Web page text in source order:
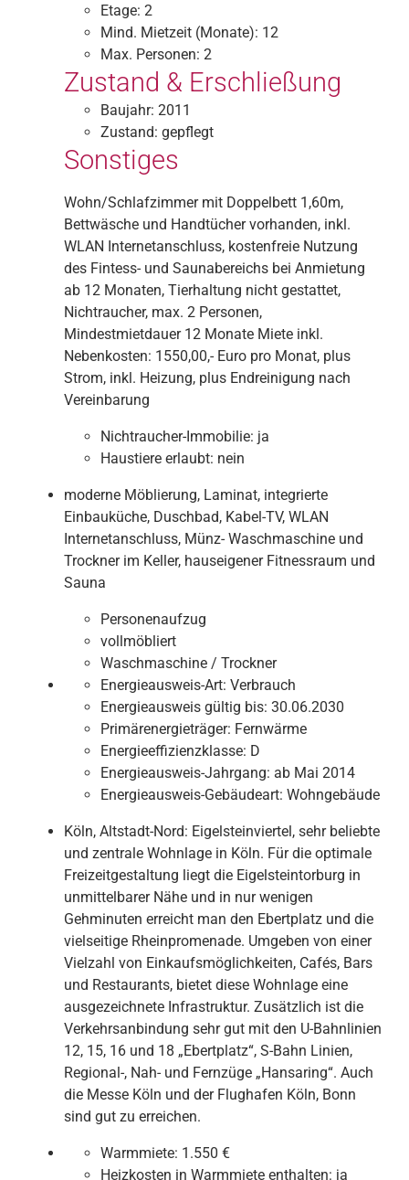
Etage: 2
Mind. Mietzeit (Monate): 12
Max. Personen: 2
Zustand & Erschließung
Baujahr: 2011
Zustand: gepflegt
Sonstiges
Wohn/Schlafzimmer mit Doppelbett 1,60m,
Bettwäsche und Handtücher vorhanden, inkl.
WLAN Internetanschluss, kostenfreie Nutzung
des Fintess- und Saunabereichs bei Anmietung
ab 12 Monaten, Tierhaltung nicht gestattet,
Nichtraucher, max. 2 Personen,
Mindestmietdauer 12 Monate Miete inkl.
Nebenkosten: 1550,00,- Euro pro Monat, plus
Strom, inkl. Heizung, plus Endreinigung nach
Vereinbarung
Nichtraucher-Immobilie: ja
Haustiere erlaubt: nein
moderne Möblierung, Laminat, integrierte
Einbauküche, Duschbad, Kabel-TV, WLAN
Internetanschluss, Münz- Waschmaschine und
Trockner im Keller, hauseigener Fitnessraum und
Sauna
Personenaufzug
vollmöbliert
Waschmaschine / Trockner
Energieausweis-Art: Verbrauch
Energieausweis gültig bis: 30.06.2030
Primärenergieträger: Fernwärme
Energieeffizienzklasse: D
Energieausweis-Jahrgang: ab Mai 2014
Energieausweis-Gebäudeart: Wohngebäude
Köln, Altstadt-Nord: Eigelsteinviertel, sehr beliebte
und zentrale Wohnlage in Köln. Für die optimale
Freizeitgestaltung liegt die Eigelsteintorburg in
unmittelbarer Nähe und in nur wenigen
Gehminuten erreicht man den Ebertplatz und die
vielseitige Rheinpromenade. Umgeben von einer
Vielzahl von Einkaufsmöglichkeiten, Cafés, Bars
und Restaurants, bietet diese Wohnlage eine
ausgezeichnete Infrastruktur. Zusätzlich ist die
Verkehrsanbindung sehr gut mit den U-Bahnlinien
12, 15, 16 und 18 „Ebertplatz“, S-Bahn Linien,
Regional-, Nah- und Fernzüge „Hansaring“. Auch
die Messe Köln und der Flughafen Köln, Bonn
sind gut zu erreichen.
Warmmiete: 1.550 €
Heizkosten in Warmmiete enthalten: ja